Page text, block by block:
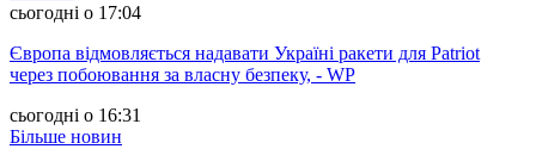
сьогодні о 17:04
Європа відмовляється надавати Україні ракети для Patriot
через побоювання за власну безпеку, - WP
сьогодні о 16:31
Більше новин